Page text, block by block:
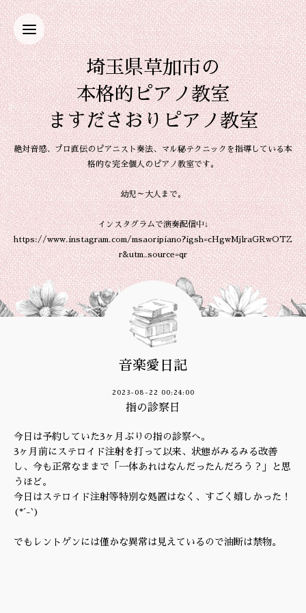
埼玉県草加市の
本格的ピアノ教室
ますださおりピアノ教室
絶対音感、プロ直伝のピアニスト奏法、マル秘テクニックを指導している本
格的な完全個人のピアノ教室です。
幼児～大人まで。
インスタグラムで演奏配信中↓
https://www.instagram.com/msaoripiano?igsh=cHgwMjlraGRwOTZ
r&utm_source=qr
音楽愛日記
2023-08-22 00:24:00
指の診察日
今日は予約していた3ヶ月ぶりの指の診察へ。
3ヶ月前にステロイド注射を打って以来、状態がみるみる改善
し、今も正常なままで「一体あれはなんだったんだろう？」と思
うほど。
今日はステロイド注射等特別な処置はなく、すごく嬉しかった！
(*´-`)
でもレントゲンには僅かな異常は見えているので油断は禁物。